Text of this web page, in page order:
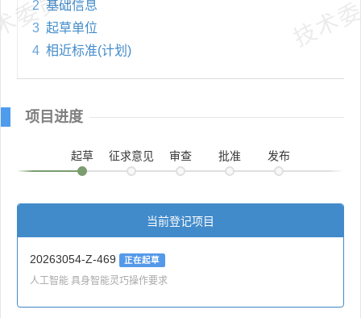
2 基础信息
3 起草单位
4 相近标准(计划)
项目进度
起草 征求意见 审查 批准 发布
当前登记项目
20263054-Z-469 正在起草
人工智能 具身智能灵巧操作要求